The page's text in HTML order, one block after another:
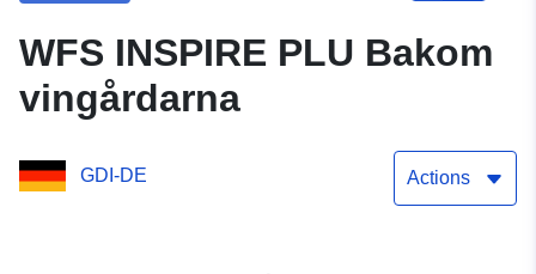
WFS INSPIRE PLU Bakom
vingårdarna
GDI-DE Actions